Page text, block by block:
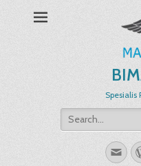
Spesialis
Search
for: